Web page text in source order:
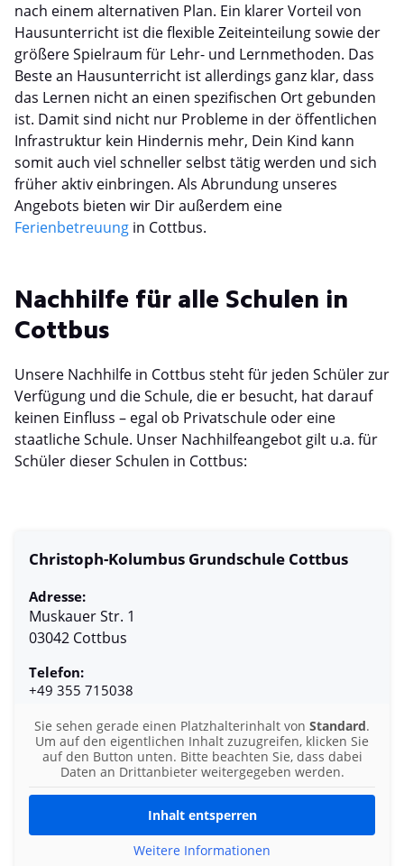
nach einem alternativen Plan. Ein klarer Vorteil von
Hausunterricht ist die flexible Zeiteinteilung sowie der
größere Spielraum für Lehr- und Lernmethoden. Das
Beste an Hausunterricht ist allerdings ganz klar, dass
das Lernen nicht an einen spezifischen Ort gebunden
ist. Damit sind nicht nur Probleme in der öffentlichen
Infrastruktur kein Hindernis mehr, Dein Kind kann
somit auch viel schneller selbst tätig werden und sich
früher aktiv einbringen. Als Abrundung unseres
Angebots bieten wir Dir außerdem eine
Ferienbetreuung in Cottbus.
Nachhilfe für alle Schulen in
Cottbus
Unsere Nachhilfe in Cottbus steht für jeden Schüler zur
Verfügung und die Schule, die er besucht, hat darauf
keinen Einfluss – egal ob Privatschule oder eine
staatliche Schule. Unser Nachhilfeangebot gilt u.a. für
Schüler dieser Schulen in Cottbus:
Christoph-Kolumbus Grundschule Cottbus
Adresse:
Muskauer Str. 1
03042 Cottbus
Telefon:
+49 355 715038
Sie sehen gerade einen Platzhalterinhalt von Standard.
Um auf den eigentlichen Inhalt zuzugreifen, klicken Sie
auf den Button unten. Bitte beachten Sie, dass dabei
Daten an Drittanbieter weitergegeben werden.
Inhalt entsperren
Weitere Informationen